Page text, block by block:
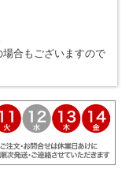
合もございますので